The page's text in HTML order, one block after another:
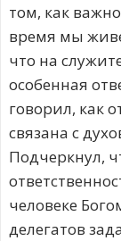
том, как
время мы
что на
особенная
говорил, как
связана с
Подчеркнул,
человеке
делегатов